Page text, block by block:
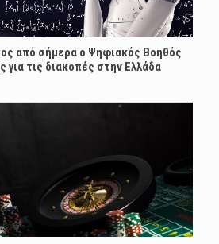
από σήμερα ο Ψηφιακός Βοηθός
τις διακοπές στην Ελλάδα